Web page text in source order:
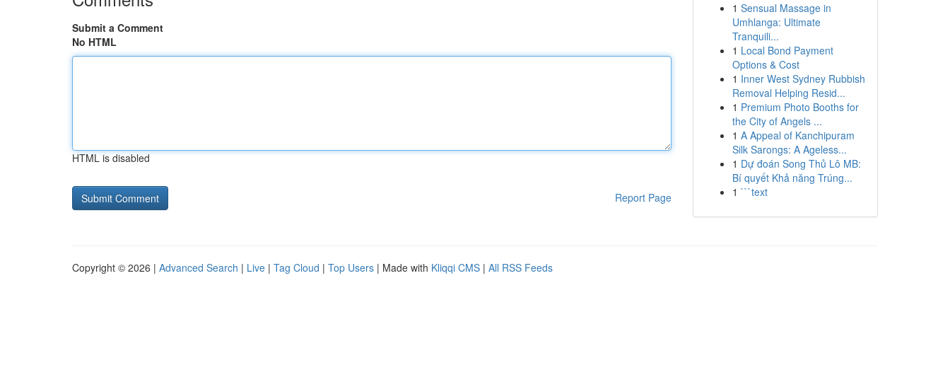
Submit a Comment
No HTML
HTML is disabled
Report Page
1 Sensual Massage in
Umhlanga: Ultimate
Tranquili...
1 Local Bond Payment
Options & Cost
1 Inner West Sydney Rubbish
Removal Helping Resid...
1 Premium Photo Booths for
the City of Angels ...
1 A Appeal of Kanchipuram
Silk Sarongs: A Ageless...
1 Dự đoán Song Thủ Lô MB:
Bí quyết Khả năng Trúng...
1 ```text
Copyright © 2026 | Advanced Search | Live | Tag Cloud | Top Users | Made with Kliqqi CMS | All RSS Feeds